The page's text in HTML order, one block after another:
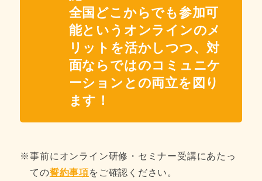
全国どこからでも参加可
能というオンラインのメ
リットを活かしつつ、対
面ならではのコミュニケ
ーションとの両立を図り
ます！
※事前にオンライン研修・セミナー受講にあたっ
ての誓約事項をご確認ください。